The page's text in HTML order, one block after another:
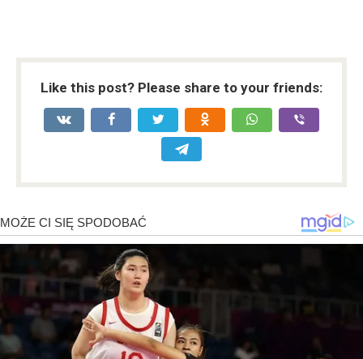
Like this post? Please share to your friends: